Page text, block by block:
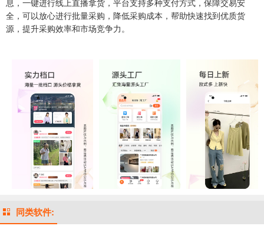
息，一键进行线上直播拿货，平台支持多种支付方式，保障交易安
全，可以放心进行批量采购，降低采购成本，帮助快速找到优质货
源，提升采购效率和市场竞争力。
同类软件: